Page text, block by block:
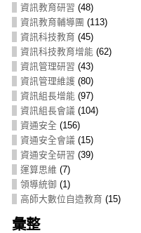
資訊教育研習 (48)
資訊教育輔導團 (113)
資訊科技教育 (45)
資訊科技教育增能(62)
資訊管理研習 (43)
資訊管理維護(80)
資訊組長增能(97)
資訊組長會議 (104)
資通安全 (156)
資通安全會議 (15)
資通安全研習 (39)
運算思維 (7)
領導統御 (1)
高師大數位自造教育 (15)
彙整